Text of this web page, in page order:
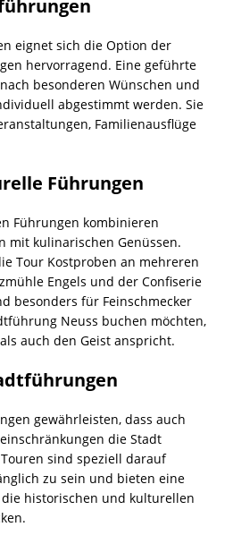
eignet sich die Option der
hervorragend. Eine geführte
besonderen Wünschen und
abgestimmt werden. Sie
Familienausflüge
Führungen
Führungen kombinieren
mit kulinarischen Genüssen.
Tour Kostproben an mehreren
Engels und der Confiserie
besonders für Feinschmecker
Neuss buchen möchten,
auch den Geist anspricht.
gewährleisten, dass auch
die Stadt
sind speziell darauf
zu sein und bieten eine
historischen und kulturellen